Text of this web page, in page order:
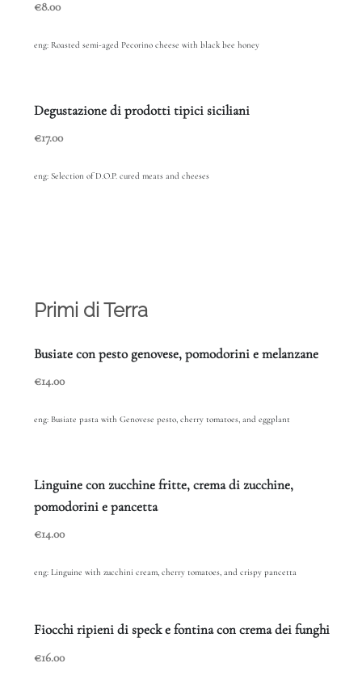
€8.00
eng: Roasted semi-aged Pecorino cheese with black bee honey
Degustazione di prodotti tipici siciliani
€17.00
eng: Selection of D.O.P. cured meats and cheeses
Primi di Terra
Busiate con pesto genovese, pomodorini e melanzane
€14.00
eng: Busiate pasta with Genovese pesto, cherry tomatoes, and eggplant
Linguine con zucchine fritte, crema di zucchine,
pomodorini e pancetta
€14.00
eng: Linguine with zucchini cream, cherry tomatoes, and crispy pancetta
Fiocchi ripieni di speck e fontina con crema dei funghi
€16.00